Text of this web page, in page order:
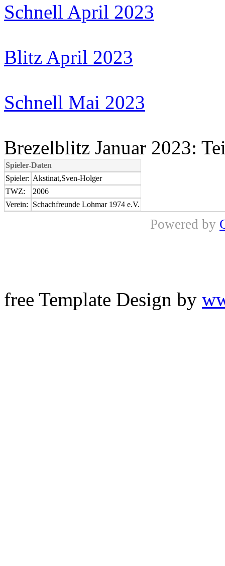
Schnell April 2023
Blitz April 2023
Schnell Mai 2023
Brezelblitz Januar 2023:
Spieler-Daten
Spieler: Akstinat,Sven-Holger
TWZ:
2006
Verein:
Schachfreunde Lohmar 1974 e.V.
Powered by
free Template Design by